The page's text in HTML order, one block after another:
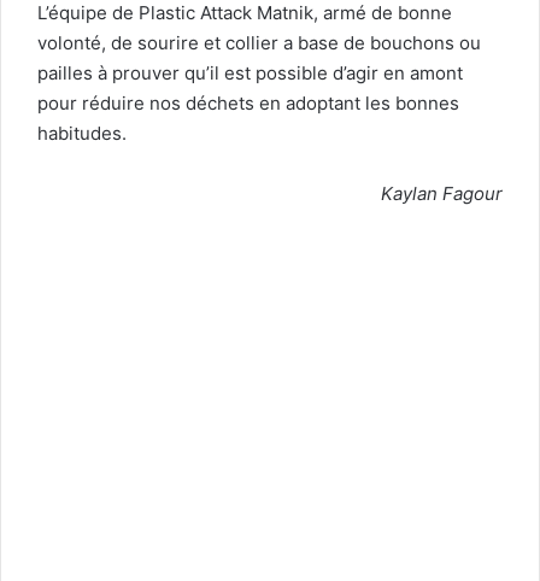
L’équipe de Plastic Attack Matnik, armé de bonne
volonté, de sourire et collier a base de bouchons ou
pailles à prouver qu’il est possible d’agir en amont
pour réduire nos déchets en adoptant les bonnes
habitudes.
Kaylan Fagour